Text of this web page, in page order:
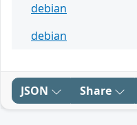
debian
debian
JSON Share